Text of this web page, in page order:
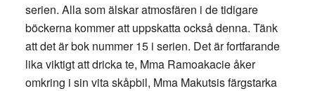
serien. Alla som älskar atmosfären i de tidigare
böckerna kommer att uppskatta också denna. Tänk
att det är bok nummer 15 i serien. Det är fortfarande
lika viktigt att dricka te, Mma Ramoakacie åker
omkring i sin vita skåpbil, Mma Makutsis färgstarka